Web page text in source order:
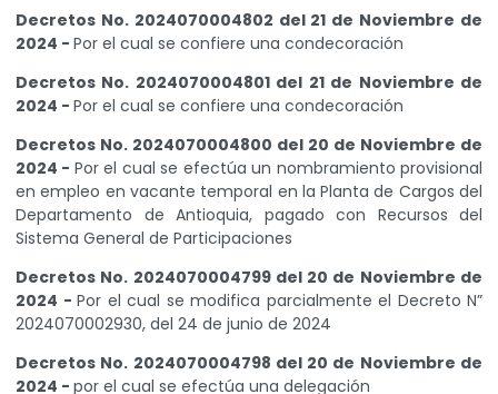
Decretos No. 2024070004802 del 21 de Noviembre de
2024 - Por el cual se confiere una condecoración
Decretos No. 2024070004801 del 21 de Noviembre de
2024 - Por el cual se confiere una condecoración
Decretos No. 2024070004800 del 20 de Noviembre de
2024 - Por el cual se efectúa un nombramiento provisional
en empleo en vacante temporal en la Planta de Cargos del
Departamento de Antioquia, pagado con Recursos del
Sistema General de Participaciones
Decretos No. 2024070004799 del 20 de Noviembre de
2024 - Por el cual se modifica parcialmente el Decreto N”
2024070002930, del 24 de junio de 2024
Decretos No. 2024070004798 del 20 de Noviembre de
2024 - por el cual se efectúa una delegación